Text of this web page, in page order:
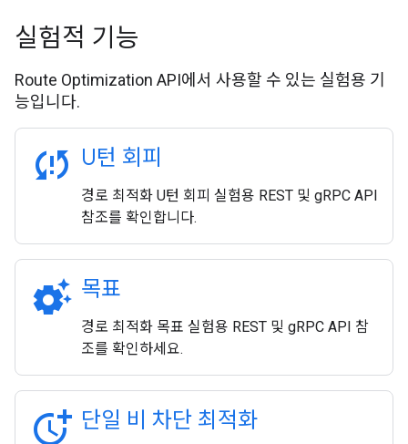
실험적 기능
Route Optimization API에서 사용할 수 있는 실험용 기
능입니다.
sync_problem U턴 회피
경로 최적화 U턴 회피 실험용 REST 및 gRPC API
참조를 확인합니다.
settings_suggest 목표
경로 최적화 목표 실험용 REST 및 gRPC API 참
조를 확인하세요.
more_time 단일 비 차단 최적화